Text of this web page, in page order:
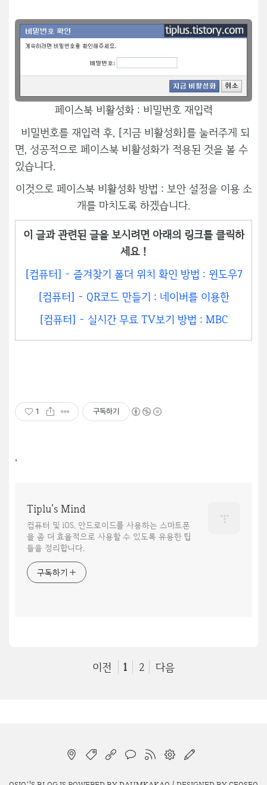
페이스북 비활성화 : 비밀번호 재입력
비밀번호를 재입력 후, [지금 비활성화]를 눌러주게 되
면, 성공적으로 페이스북 비활성화가 적용된 것을 볼 수
있습니다.
이것으로 페이스북 비활성화 방법 : 보안 설정을 이용 소
개를 마치도록 하겠습니다.
이 글과 관련된 글을 보시려면 아래의 링크를 클릭하
세요 !
[컴퓨터] - 즐겨찾기 폴더 위치 확인 방법 : 윈도우7
[컴퓨터] - QR코드 만들기 : 네이버를 이용한
[컴퓨터] - 실시간 무료 TV보기 방법 : MBC
1 구독하기
,
Tiplu's Mind
컴퓨터 및 iOS, 안드로이드를 사용하는 스마트폰
을 좀 더 효율적으로 사용할 수 있도록 유용한 팁
들을 정리합니다.
구독하기
이전 1 2 다음